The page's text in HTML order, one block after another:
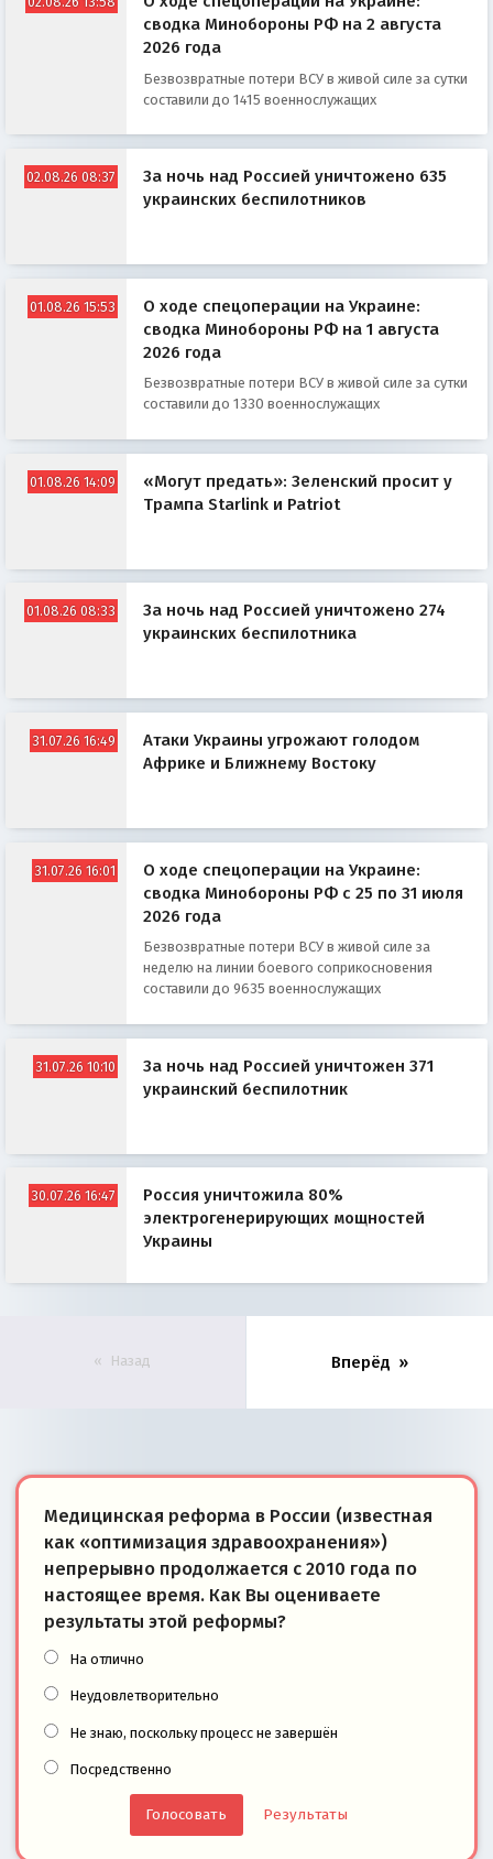
сводка Минобороны РФ на 2 августа
2026 года
Безвозвратные потери ВСУ в живой силе за сутки
составили до 1415 военнослужащих
02.08.26 08:37
За ночь над Россией уничтожено 635
украинских беспилотников
01.08.26 15:53
О ходе спецоперации на Украине:
сводка Минобороны РФ на 1 августа
2026 года
Безвозвратные потери ВСУ в живой силе за сутки
составили до 1330 военнослужащих
01.08.26 14:09
«Могут предать»: Зеленский просит у
Трампа Starlink и Patriot
01.08.26 08:33
За ночь над Россией уничтожено 274
украинских беспилотника
31.07.26 16:49
Атаки Украины угрожают голодом
Африке и Ближнему Востоку
31.07.26 16:01
О ходе спецоперации на Украине:
сводка Минобороны РФ с 25 по 31 июля
2026 года
Безвозвратные потери ВСУ в живой силе за
неделю на линии боевого соприкосновения
составили до 9635 военнослужащих
31.07.26 10:10
За ночь над Россией уничтожен 371
украинский беспилотник
30.07.26 16:47
Россия уничтожила 80%
электрогенерирующих мощностей
Украины
Назад Вперёд
Медицинская реформа в России (известная
как «оптимизация здравоохранения»)
непрерывно продолжается с 2010 года по
настоящее время. Как Вы оцениваете
результаты этой реформы?
На отлично
Неудовлетворительно
Не знаю, поскольку процесс не завершён
Посредственно
Результаты